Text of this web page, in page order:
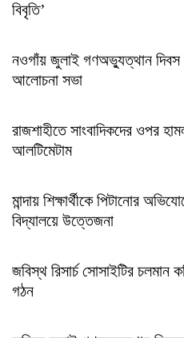
বিবৃতি’
নওগাঁয় জুলাই গণঅভ্যুত্থান দিবস
আলোচনা সভা
রাজশাহীতে সাংবাদিকদের ওপর
আলটিমেটাম
মান্দায় শিক্ষার্থীকে পিটানোর
বিদ্যালয়ে উত্তেজনা
জবিস্থ রিসার্চ সোসাইটির চলমান
গঠন